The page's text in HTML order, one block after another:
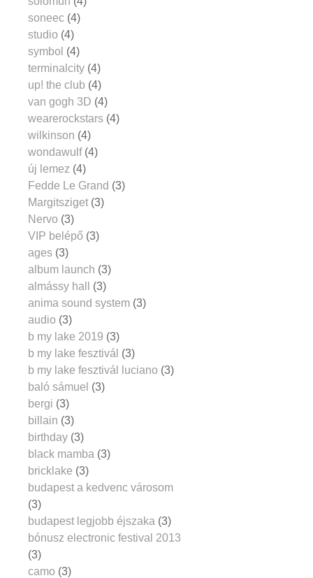
soneec (4)
studio (4)
symbol (4)
terminalcity (4)
up! the club (4)
van gogh 3D (4)
wearerockstars (4)
wilkinson (4)
wondawulf (4)
új lemez (4)
Fedde Le Grand (3)
Margitsziget (3)
Nervo (3)
VIP belépő (3)
ages (3)
album launch (3)
almássy hall
(3)
anima sound system (3)
audio (3)
b my lake 2019 (3)
b my lake fesztivál (3)
b my lake fesztivál luciano (3)
baló sámuel (3)
bergi (3)
billain (3)
birthday (3)
black mamba (3)
bricklake (3)
budapest a kedvenc városom
(3)
budapest legjobb éjszaka (3)
bónusz electronic festival 2013
(3)
camo (3)